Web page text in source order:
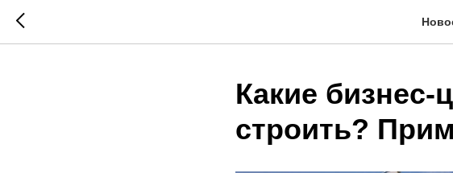
Какие бизнес-
строить?